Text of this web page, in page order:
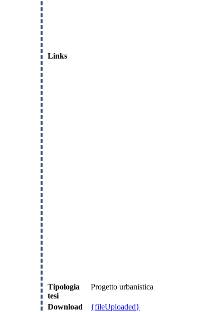
Links
Tipologia
tesi
Progetto urbanistica
Download {fileUploaded}